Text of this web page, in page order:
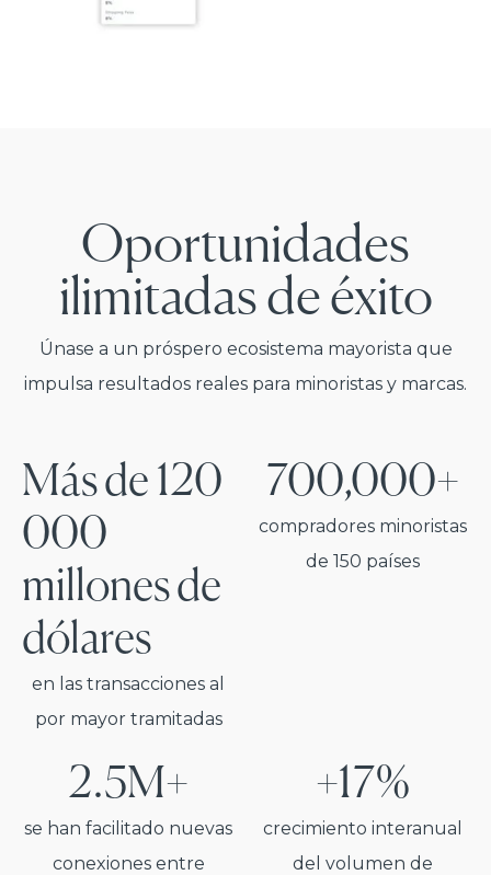
Oportunidades
ilimitadas de éxito
Únase a un próspero ecosistema mayorista que
impulsa resultados reales para minoristas y marcas.
Más de 120
000
millones de
dólares
en las transacciones al
por mayor tramitadas
700,000+
compradores minoristas
de 150 países
2.5M+
se han facilitado nuevas
conexiones entre
+17%
crecimiento interanual
del volumen de